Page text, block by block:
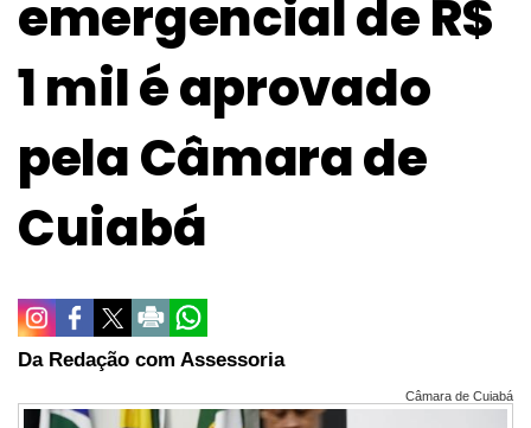
emergencial de R$
1 mil é aprovado
pela Câmara de
Cuiabá
Da Redação com Assessoria
Câmara de Cuiabá